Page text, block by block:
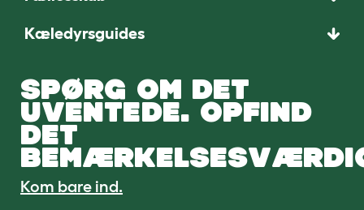
Kæledyrsguides
SPØRG OM DET
UVENTEDE. OPFIND
DET
Kom bare ind.